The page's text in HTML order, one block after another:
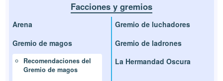
Facciones y gremios
Arena
Gremio de magos
Recomendaciones del
Gremio de magos
Gremio de luchadores
Gremio de ladrones
La Hermandad Oscura